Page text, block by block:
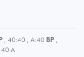
, 40:40 , A:40 BP ,
40:A